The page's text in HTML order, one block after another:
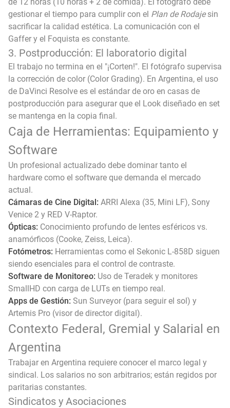
gestionar el tiempo para cumplir con el Plan de Rodajesin
sacrificar la calidad estética. La comunicación con el
Gaffer y el Foquista es constante.
3. Postproducción: El laboratorio digital
El trabajo no termina en el "¡Corten!". El fotógrafo supervisa
la corrección de color (Color Grading). En Argentina, el uso
de DaVinci Resolve es el estándar de oro en casas de
postproducción para asegurar que el Look diseñado en set
se mantenga en la copia final.
Caja de Herramientas: Equipamiento y
Software
Un profesional actualizado debe dominar tanto el
hardware como el software que demanda el mercado
actual.
Cámaras de Cine Digital: ARRI Alexa (35, Mini LF), Sony
Venice 2 y RED V-Raptor.
Ópticas: Conocimiento profundo de lentes esféricos vs.
anamórficos (Cooke, Zeiss, Leica).
Fotómetros: Herramientas como el Sekonic L-858D siguen
siendo esenciales para el control de contraste.
Software de Monitoreo: Uso de Teradek y monitores
SmallHD con carga de LUTs en tiempo real.
Apps de Gestión: Sun Surveyor (para seguir el sol) y
Artemis Pro (visor de director digital).
Contexto Federal, Gremial y Salarial en
Argentina
Trabajar en Argentina requiere conocer el marco legal y
sindical. Los salarios no son arbitrarios; están regidos por
paritarias constantes.
Sindicatos y Asociaciones